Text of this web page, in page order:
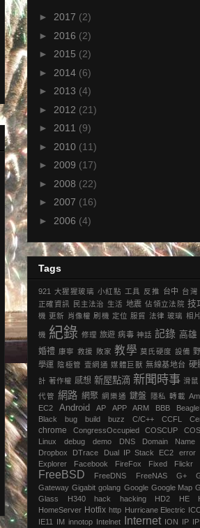
► 2017 (2)
► 2016 (2)
► 2015 (2)
► 2014 (6)
► 2013 (4)
► 2012 (21)
► 2011 (9)
► 2010 (11)
► 2009 (17)
► 2008 (22)
► 2007 (16)
► 2006 (4)
Tags
921 大猩猩玻璃 小紅點 工具 反推 台中 台灣
正確資訊
民主法治 生活 地震 ‎佔領立法院‬ 技
機 更新 肖像權 刷機 定位 服貿 法律 玻璃 相
機 紀錄 修理 旅遊 病毒 神話 記錄 高雄
婚禮 康寧 救援 敗家 教學 莫氏硬度 設備
學運 陰極管 壹網通 媒體巨獸 無線基地台 硬
計 著作權 感想 新屋點滴 新聞時事 滑鼠
代管 網路 網聚 網樂通 鍵盤 隱私 轉載
EC2
Android AP APP ARM BBB
Black
bug build buzz C/C++ CCFL
chrome ‎CongressOccupied COSCUP
Linux
debug demo DNS
Domain Name
Dropbox
DTrace Dual IP Stack EC2
error
Explorer
Facebook FireFox Fixed Flickr
FreeBSD FreeDNS FreeNAS G+
Gateway Gigabit golang Google Google Map
Glass
H340 hack hacking HD2 HE
HomeServer Hotfix http Hurricane Electric
IE11
IM innotop Intelnet Internet ION IP